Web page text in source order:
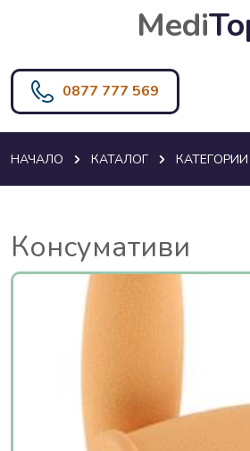
Medi
0877 777 569
НАЧАЛО КАТАЛОГ КАТЕГОРИИ
Консумативи